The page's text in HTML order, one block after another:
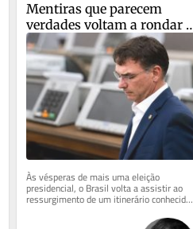
Mentiras que parecem
verdades voltam a rondar
as eleições
Às vésperas de mais uma eleição
presidencial, o Brasil volta a assistir ao
ressurgimento de um itinerário conhecido.
Em meio ao acirramento da...